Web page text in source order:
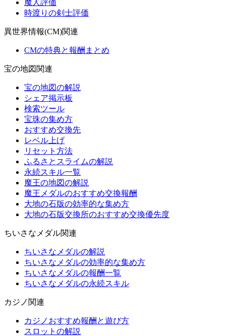
魔人評価
時渡りの剣士評価
異世界情報(CM)関連
CMの特典と報酬まとめ
宝の地図関連
宝の地図の解説
シェア掲示板
検索ツール
宝珠の集め方
おすすめ交換先
レベル上げ
リセット方法
ふるさとスライムの解説
永続スキル一覧
魔王の地図の解説
魔王メダルのおすすめ交換報酬
大地の石版の効率的な集め方
大地の石版交換所のおすすめ交換優先度
ちいさなメダル関連
ちいさなメダルの解説
ちいさなメダルの効率的な集め方
ちいさなメダルの報酬一覧
ちいさなメダルの永続スキル
カジノ関連
カジノおすすめ報酬と遊び方
スロットの解説